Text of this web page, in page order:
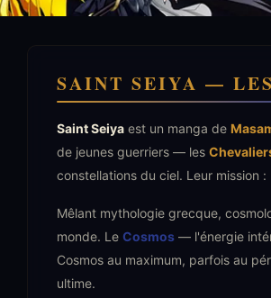
SAINT SEIYA —
Saint Seiya est un manga de
de jeunes guerriers — les
constellations du ciel. Leur mission
Mêlant mythologie grecque,
monde. Le Cosmos — l'énergie
Cosmos au maximum, parfois au
ultime.